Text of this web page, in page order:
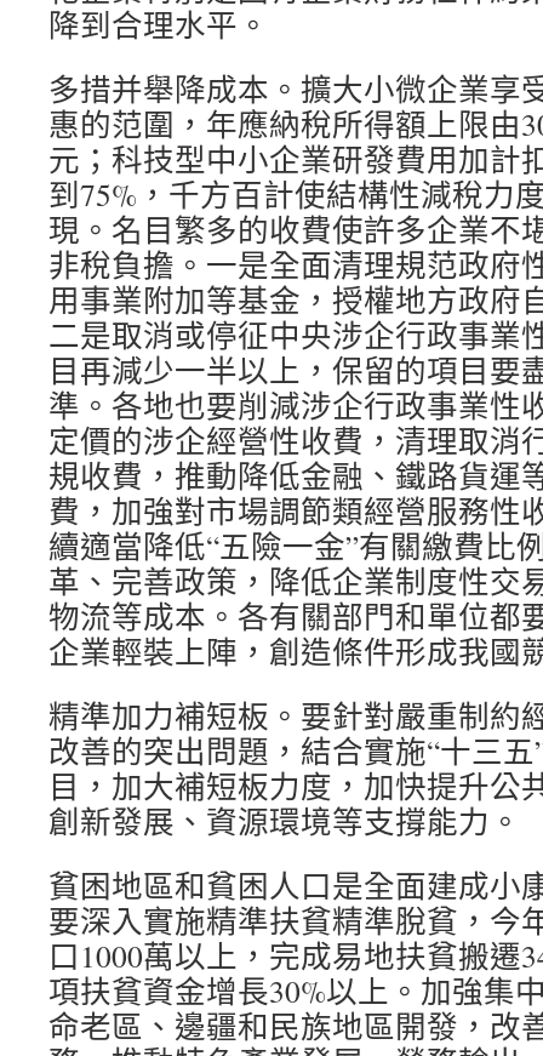
降到合理水平。
多措并舉降成本。擴大小微企業享
惠的范圍，年應納稅所得額上限由
元；科技型中小企業研發費用加計
到75%，千方百計使結構性減稅力
現。名目繁多的收費使許多企業不
非稅負擔。一是全面清理規范政府
用事業附加等基金，授權地方政府
二是取消或停征中央涉企行政事業
目再減少一半以上，保留的項目要
準。各地也要削減涉企行政事業性
定價的涉企經營性收費，清理取消
規收費，推動降低金融、鐵路貨運
費，加強對市場調節類經營服務性
續適當降低“五險一金”有關繳費比
革、完善政策，降低企業制度性交
物流等成本。各有關部門和單位都
企業輕裝上陣，創造條件形成我國
精準加力補短板。要針對嚴重制約
改善的突出問題，結合實施“十三
目，加大補短板力度，加快提升公
創新發展、資源環境等支撐能力。
貧困地區和貧困人口是全面建成小
要深入實施精準扶貧精準脫貧，今
口1000萬以上，完成易地扶貧搬遷
項扶貧資金增長30%以上。加強集
命老區、邊疆和民族地區開發，改